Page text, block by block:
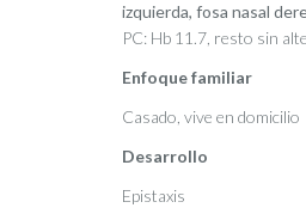
izquierda, fosa nasal
PC: Hb 11.7, resto sin
Enfoque familiar
Casado, vive en domicilio
Desarrollo
Epistaxis